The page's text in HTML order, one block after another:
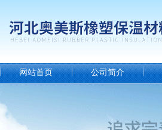
网站首页 公司简介